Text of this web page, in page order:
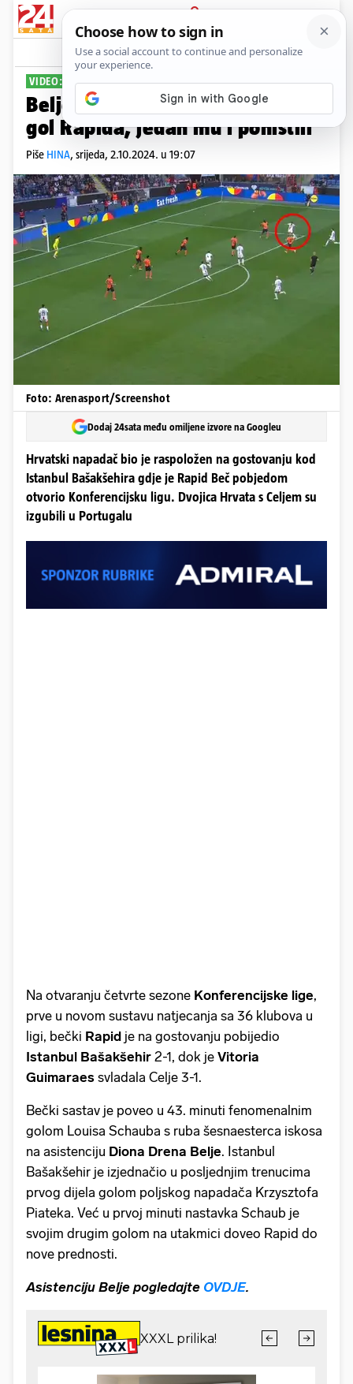
PRIJAVA
Sport Komentari
VIDEO: POBJEDA U EUROPI
Beljo asistirao za fenomenalni
gol Rapida, jedan mu i poništili
Piše HINA, srijeda, 2.10.2024. u 19:07
Foto: Arenasport/Screenshot
Dodaj 24sata među omiljene izvore na Googleu
Hrvatski napadač bio je raspoložen na gostovanju kod
Istanbul Bašakšehira gdje je Rapid Beč pobjedom
otvorio Konferencijsku ligu. Dvojica Hrvata s Celjem su
izgubili u Portugalu
Na otvaranju četvrte sezone Konferencijske lige,
prve u novom sustavu natjecanja sa 36 klubova u
ligi, bečki Rapid je na gostovanju pobijedio
Istanbul Bašakšehir 2-1, dok je Vitoria
Guimaraes svladala Celje 3-1.
Bečki sastav je poveo u 43. minuti fenomenalnim
golom Louisa Schauba s ruba šesnaesterca iskosa
na asistenciju Diona Drena Belje. Istanbul
Bašakšehir je izjednačio u posljednjim trenucima
prvog dijela golom poljskog napadača Krzysztofa
Piateka. Već u prvoj minuti nastavka Schaub je
svojim drugim golom na utakmici doveo Rapid do
nove prednosti.
Asistenciju Belje pogledajte OVDJE.